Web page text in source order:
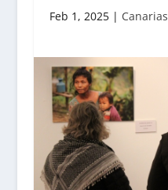
Feb 1, 2025| Canarias